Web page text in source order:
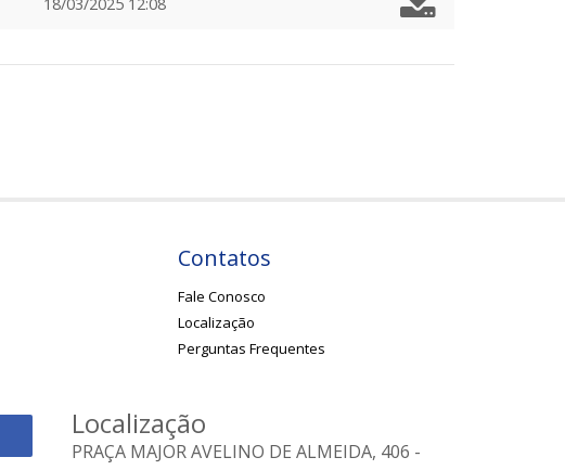
Contatos
Fale Conosco
Localização
Perguntas Frequentes
Localização
PRAÇA MAJOR AVELINO DE ALMEIDA, 406 -